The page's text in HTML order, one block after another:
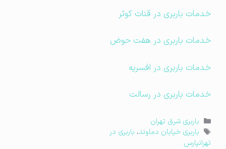
خدمات باربری در قنات کوثر
خدمات باربری در هفت حوض
خدمات باربری در افسریه
خدمات باربری در رسالت
دسته‌ها
باربری شرق تهران
برچسب‌ها
باربری خیابان دماوند،باربری در
تهرانپارس